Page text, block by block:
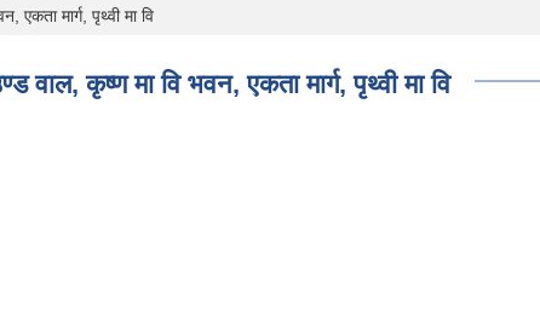
मार्ग, पृथ्वी मा वि
कृष्ण मा वि भवन, एकता मार्ग, पृथ्वी मा वि